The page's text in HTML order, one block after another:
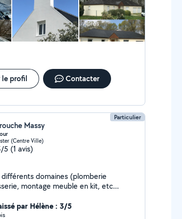
le profil Contacter
Particulier
Massy
(Centre Ville)
5 (1 avis)
différents domaines (plomberie
sanitaire, tapisserie, montage meuble en kit, etc...
par Hélène : 3/5